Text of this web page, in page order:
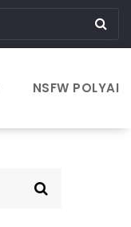
NSFW POLYAI